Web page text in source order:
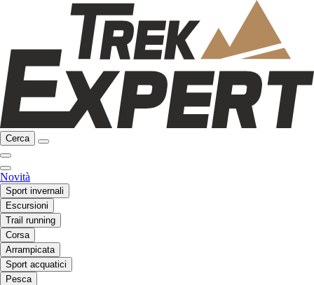
Cerca
Novità
Sport invernali
Escursioni
Trail running
Corsa
Arrampicata
Sport acquatici
Pesca